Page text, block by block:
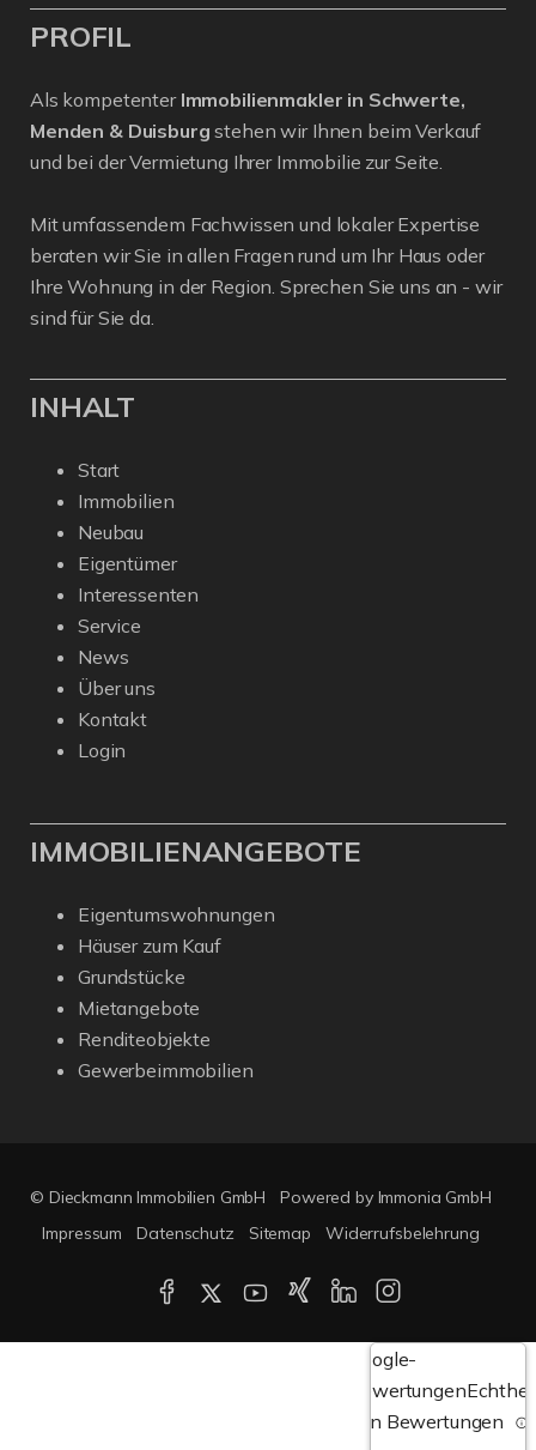
PROFIL
Als kompetenter Immobilienmakler in Schwerte,
Menden & Duisburg stehen wir Ihnen beim Verkauf
und bei der Vermietung Ihrer Immobilie zur Seite.
Mit umfassendem Fachwissen und lokaler Expertise
beraten wir Sie in allen Fragen rund um Ihr Haus oder
Ihre Wohnung in der Region. Sprechen Sie uns an - wir
sind für Sie da.
INHALT
Start
Immobilien
Neubau
Eigentümer
Interessenten
Service
News
Über uns
Kontakt
Login
IMMOBILIENANGEBOTE
Eigentumswohnungen
Häuser zum Kauf
Grundstücke
Mietangebote
Renditeobjekte
Gewerbeimmobilien
© Dieckmann Immobilien GmbH
Powered by Immonia GmbH
Impressum
Datenschutz Sitemap Widerrufsbelehrung
Google-
Bewertungen
von Bewertungen